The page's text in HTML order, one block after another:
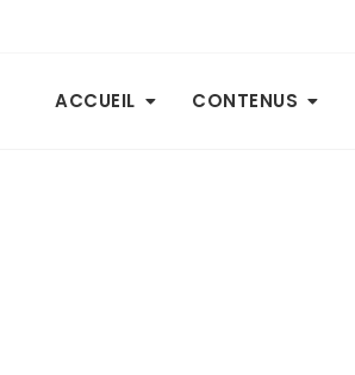
ACCUEIL CONTENUS